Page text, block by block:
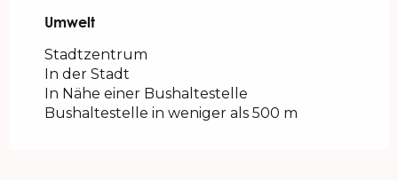
Umwelt
Umwelt
Stadtzentrum
In der Stadt
In Nähe einer Bushaltestelle
Bushaltestelle in weniger als 500 m